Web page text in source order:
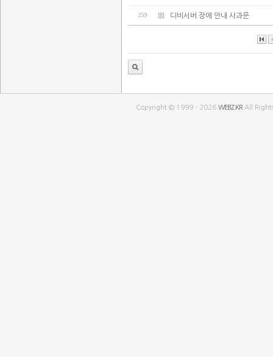
259 디비서버 장애 안내 사과문
Copyright © 1999 - 2026WEBZ.KR All